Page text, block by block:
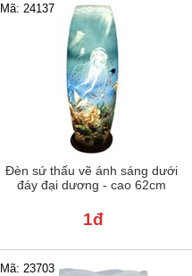
Đèn sứ thấu vẽ ánh sáng dưới
đáy đại dương - cao 62cm
Mã: 24137
1đ
Mã: 23703